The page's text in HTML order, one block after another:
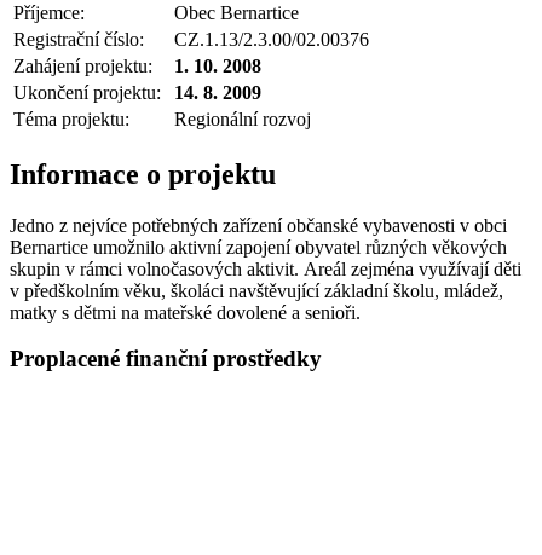
Příjemce:
Obec Bernartice
Registrační číslo:
CZ.1.13/2.3.00/02.00376
Zahájení projektu:
1. 10. 2008
Ukončení projektu:
14. 8. 2009
Téma projektu:
Regionální rozvoj
Informace o projektu
Jedno z nejvíce potřebných zařízení občanské vybavenosti v obci
Bernartice umožnilo aktivní zapojení obyvatel různých věkových
skupin v rámci volnočasových aktivit. Areál zejména využívají děti
v předškolním věku, školáci navštěvující základní školu, mládež,
matky s dětmi na mateřské dovolené a senioři.
Proplacené finanční prostředky